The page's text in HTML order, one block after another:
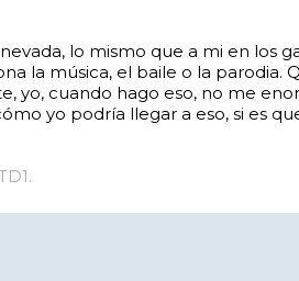
lo mismo que a mi en los
la música, el baile o la parodia.
yo, cuando hago eso, no me
yo podría llegar a eso, si es